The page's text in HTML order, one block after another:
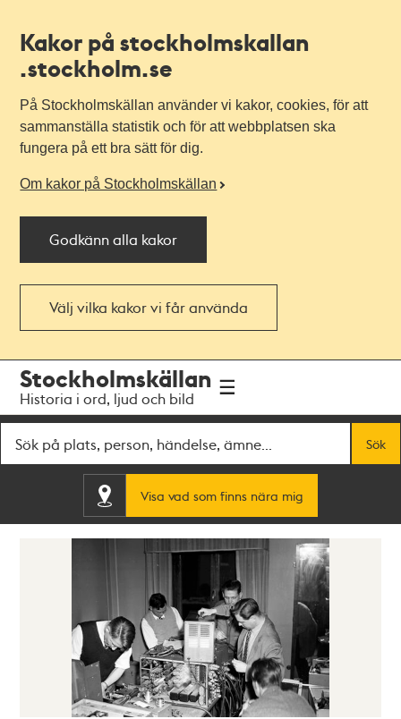
Kakor på stockholmskallan
.stockholm.se
På Stockholmskällan använder vi kakor, cookies, för att
sammanställa statistik och för att webbplatsen ska
fungera på ett bra sätt för dig.
Om kakor på Stockholmskällan
Godkänn alla kakor
Välj vilka kakor vi får använda
navigationen
huvudinnehållet
Stockholmskällan
Historia i ord, ljud och bild
Sök
Visa vad som finns nära mig